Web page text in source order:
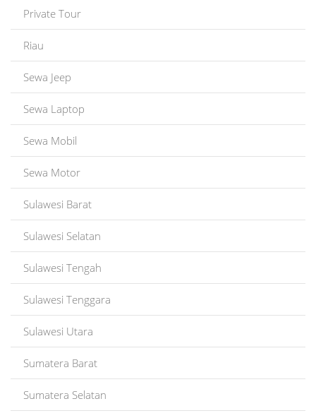
Private Tour
Riau
Sewa Jeep
Sewa Laptop
Sewa Mobil
Sewa Motor
Sulawesi Barat
Sulawesi Selatan
Sulawesi Tengah
Sulawesi Tenggara
Sulawesi Utara
Sumatera Barat
Sumatera Selatan